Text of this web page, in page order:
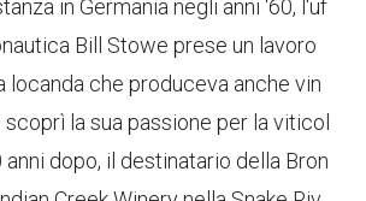
in Germania negli anni '60, l'uf
Bill Stowe prese un lavoro
locanda che produceva anche vin
scoprì la sua passione per la viticol
anni dopo, il destinatario della Bron